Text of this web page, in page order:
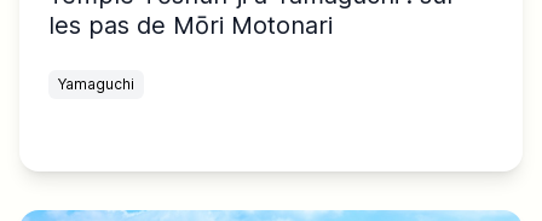
les pas de Mōri Motonari
Yamaguchi